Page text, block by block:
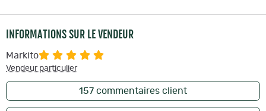
INFORMATIONS SUR LE VENDEUR
Markito
Vendeur particulier
157 commentaires client